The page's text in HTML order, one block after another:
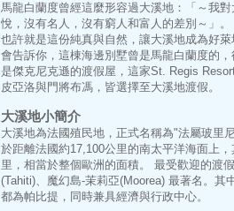
馬龍白蘭度曾經這麼形容過大溪地：「～我
悅，沒有名人，沒有窮人和富人的差別～」。
也許就是這份純真與自然，讓大溪地成為好
會告訴你，這棟海邊別墅曾是馬龍白蘭度的
是傑克尼克遜的渡假屋，這家St. Regis
皮亞洛與門將布馮，皆選擇至大溪地渡假。
大溪地小簡介
大溪地為法國殖民地，正式名稱為"法屬玻里
於距離法國約17,100公里的南太平洋海面上
里，相當於整個歐洲的面積。 最受歡迎的渡
(Tahiti)、魔幻島-茉莉亞(Moorea) 最著名。
都為帕比提，同時兼具經濟與行政中心。